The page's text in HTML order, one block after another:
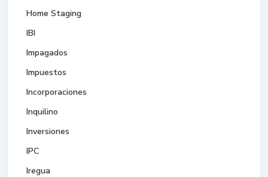
Home Staging
IBI
Impagados
Impuestos
Incorporaciones
Inquilino
Inversiones
IPC
Iregua